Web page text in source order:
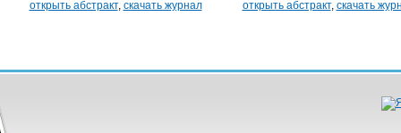
открыть абстракт, скачать журнал открыть абстракт, скачать